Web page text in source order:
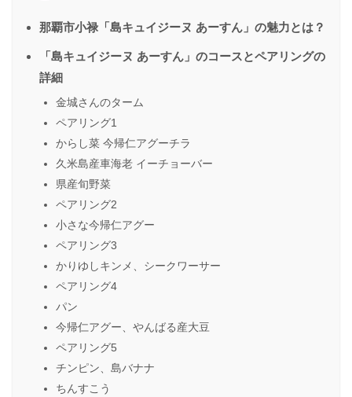
那覇市小禄「島キュイジーヌ あーすん」の魅力とは？
「島キュイジーヌ あーすん」のコースとペアリングの
詳細
金城さんのターム
ペアリング1
からし菜 今帰仁アグーチラ
久米島産車海老 イーチョーバー
県産旬野菜
ペアリング2
小さな今帰仁アグー
ペアリング3
かりゆしキンメ、シークワーサー
ペアリング4
パン
今帰仁アグー、やんばる産大豆
ペアリング5
チンピン、島バナナ
ちんすこう